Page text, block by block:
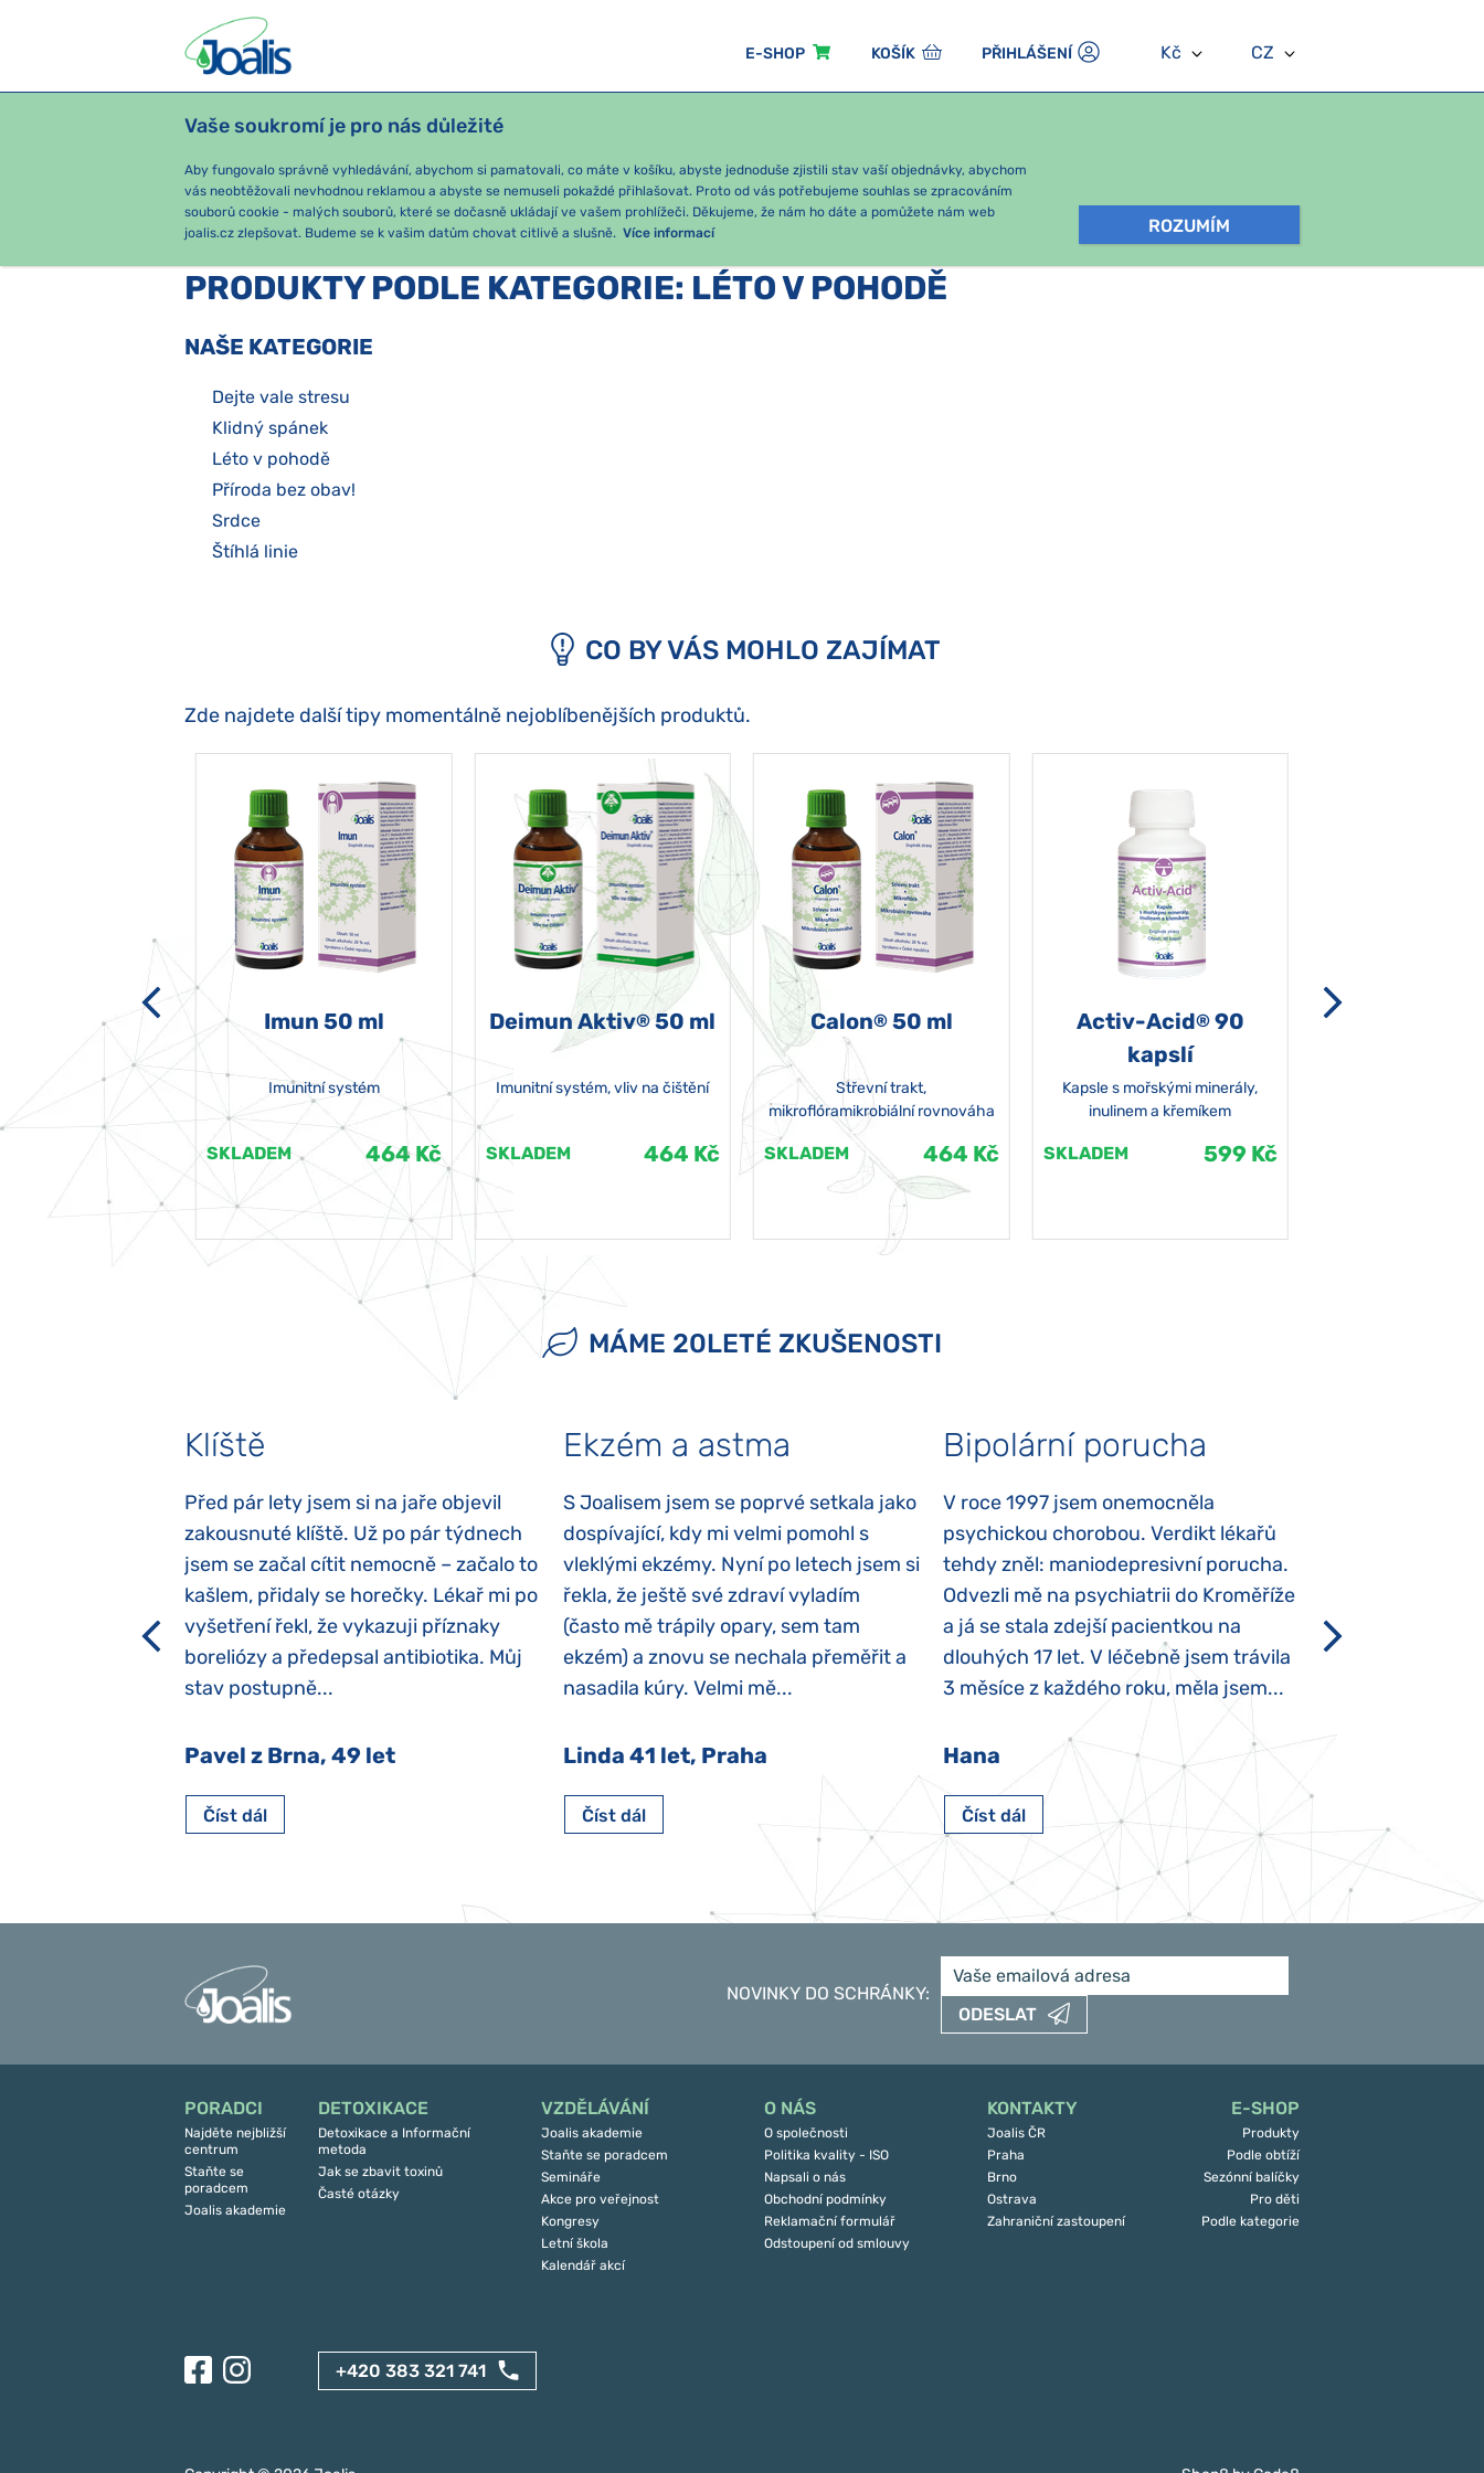
E-SHOP KOŠÍK PŘIHLÁŠENÍ Kč CZ
Vaše soukromí je pro nás důležité
Aby fungovalo správně vyhledávání, abychom si pamatovali, co máte v košíku, abyste jednoduše zjistili stav vaší objednávky, abychom
vás neobtěžovali nevhodnou reklamou a abyste se nemuseli pokaždé přihlašovat. Proto od vás potřebujeme souhlas se zpracováním
souborů cookie - malých souborů, které se dočasně ukládají ve vašem prohlížeči. Děkujeme, že nám ho dáte a pomůžete nám web
joalis.cz zlepšovat. Budeme se k vašim datům chovat citlivě a slušně. Více informací ROZUMÍM
PRODUKTY PODLE OBTÍŽÍ SEZÓNNÍ BALÍČKY
e-shop Joalis Sezónní balíčky Léto v pohodě
PRODUKTY PODLE KATEGORIE: LÉTO V POHODĚ
NAŠE KATEGORIE
Dejte vale stresu
Klidný spánek
Léto v pohodě
Příroda bez obav!
Srdce
Štíhlá linie
CO BY VÁS MOHLO ZAJÍMAT
Zde najdete další tipy momentálně nejoblíbenějších produktů.
50 ml
464 Kč
Imun 50 ml
Imunitní systém
SKLADEM 464 Kč
Deimun Aktiv®50 ml
Imunitní systém, vliv na čištění
SKLADEM 464 Kč
Calon®50 ml
Střevní trakt,
mikroflóramikrobiální rovnováha
SKLADEM 464 Kč
Activ-Acid®90
kapslí
Kapsle s mořskými minerály,
inulinem a křemíkem
SKLADEM 599 Kč
MÁME 20LETÉ ZKUŠENOSTI
Klíště
Před pár lety jsem si na jaře objevil
zakousnuté klíště. Už po pár týdnech
jsem se začal cítit nemocně – začalo to
kašlem, přidaly se horečky. Lékař mi po
vyšetření řekl, že vykazuji příznaky
boreliózy a předepsal antibiotika. Můj
stav postupně...
Pavel z Brna, 49 let
Číst dál
Ekzém a astma
S Joalisem jsem se poprvé setkala jako
dospívající, kdy mi velmi pomohl s
vleklými ekzémy. Nyní po letech jsem si
řekla, že ještě své zdraví vyladím
(často mě trápily opary, sem tam
ekzém) a znovu se nechala přeměřit a
nasadila kúry. Velmi mě...
Linda 41 let, Praha
Číst dál
Bipolární porucha
V roce 1997 jsem onemocněla
psychickou chorobou. Verdikt lékařů
tehdy zněl: maniodepresivní porucha.
Odvezli mě na psychiatrii do Kroměříže
a já se stala zdejší pacientkou na
dlouhých 17 let. V léčebně jsem trávila
3 měsíce z každého roku, měla jsem...
Hana
Číst dál
který je u
Po půl roce
NOVINKY DO SCHRÁNKY:
ODESLAT
PORADCI
Najděte nejbližší
centrum
Staňte se
poradcem
Joalis akademie
DETOXIKACE
Detoxikace a Informační
metoda
Jak se zbavit toxinů
Časté otázky
VZDĚLÁVÁNÍ
Joalis akademie
Staňte se poradcem
Semináře
Akce pro veřejnost
Kongresy
Letní škola
Kalendář akcí
O NÁS
O společnosti
Politika kvality - ISO
Napsali o nás
Obchodní podmínky
Reklamační formulář
Odstoupení od smlouvy
KONTAKTY
Joalis ČR
Praha
Brno
Ostrava
Zahraniční zastoupení
E-SHOP
Produkty
Podle obtíží
Sezónní balíčky
Pro děti
Podle kategorie
+420 383 321 741